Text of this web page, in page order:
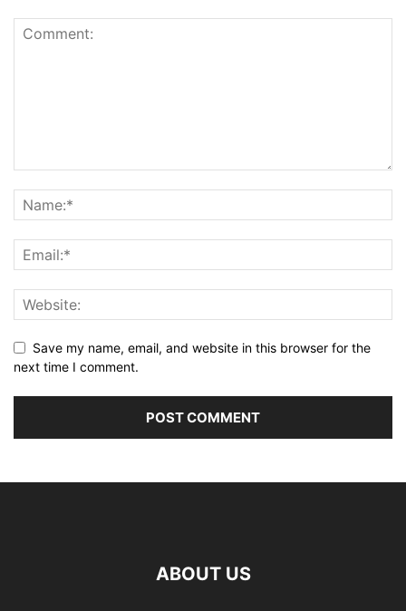
Save my name, email, and website in this browser for the
next time I comment.
ABOUT US